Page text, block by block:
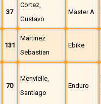
37
Cortez,
Gustavo
Master A
131
Martinez
Sebastian
Ebike
70
Menvielle,
Santiago
Enduro